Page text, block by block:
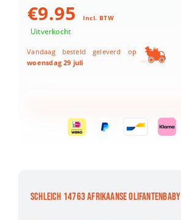
€9.95 Incl. BTW
Uitverkocht
Vandaag besteld geleverd op
woensdag 29 juli
SCHLEICH 14763 AFRIKAANSE OLIFANTENBABY